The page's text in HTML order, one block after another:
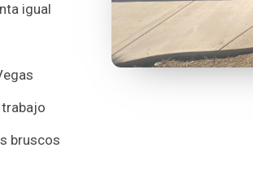
igual
bruscos